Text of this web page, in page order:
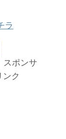
ラ
スポンサ
ンク